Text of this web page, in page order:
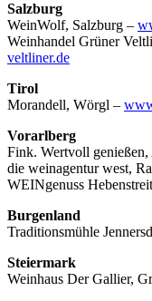
Salzburg
WeinWolf, Salzburg –
Weinhandel Grüner
veltliner.de
Tirol
Morandell, Wörgl –
Vorarlberg
Fink. Wertvoll genießen,
die weinagentur west,
WEINgenuss
Burgenland
Traditionsmühle
Steiermark
Weinhaus Der Gallier,